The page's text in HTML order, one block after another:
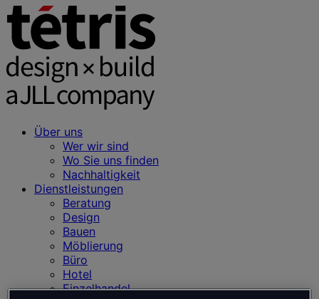
Über uns
Wer wir sind
Wo Sie uns finden
Nachhaltigkeit
Dienstleistungen
Beratung
Design
Bauen
Möblierung
Büro
Hotel
Einzelhandel